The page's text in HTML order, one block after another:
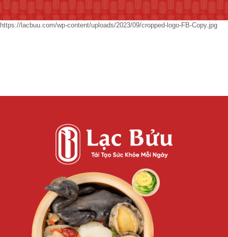
https://lacbuu.com/wp-content/uploads/2023/09/cropped-logo-FB-Copy.jpg